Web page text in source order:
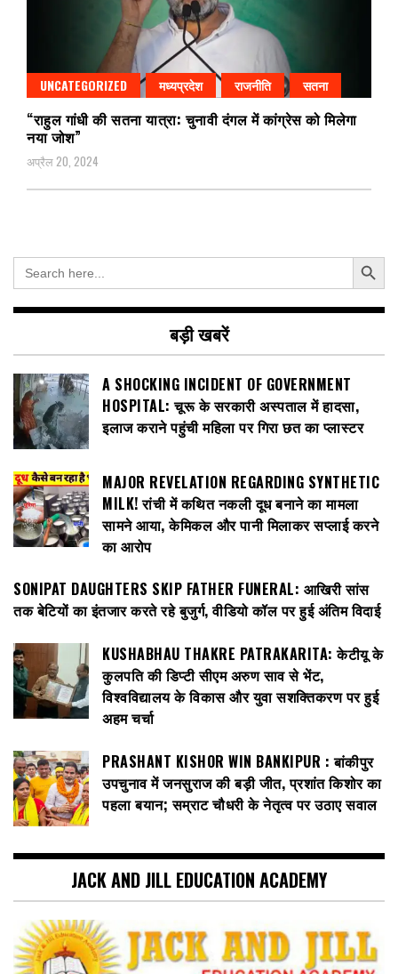
UNCATEGORIZED मध्यप्रदेश राजनीति सतना
“राहुल गांधी की सतना यात्रा: चुनावी दंगल में कांग्रेस को मिलेगा
नया जोश”
अप्रैल 20, 2024
Search
for:
Search Button
बड़ी खबरें
A SHOCKING INCIDENT OF GOVERNMENT
HOSPITAL: चूरू के सरकारी अस्पताल में हादसा,
इलाज कराने पहुंची महिला पर गिरा छत का प्लास्टर
MAJOR REVELATION REGARDING SYNTHETIC
MILK! रांची में कथित नकली दूध बनाने का मामला
सामने आया, केमिकल और पानी मिलाकर सप्लाई करने
का आरोप
SONIPAT DAUGHTERS SKIP FATHER FUNERAL: आखिरी सांस
तक बेटियों का इंतजार करते रहे बुजुर्ग, वीडियो कॉल पर हुई अंतिम विदाई
KUSHABHAU THAKRE PATRAKARITA: केटीयू के
कुलपति की डिप्टी सीएम अरुण साव से भेंट,
विश्वविद्यालय के विकास और युवा सशक्तिकरण पर हुई
अहम चर्चा
PRASHANT KISHOR WIN BANKIPUR : बांकीपुर
उपचुनाव में जनसुराज की बड़ी जीत, प्रशांत किशोर का
पहला बयान; सम्राट चौधरी के नेतृत्व पर उठाए सवाल
JACK AND JILL EDUCATION ACADEMY